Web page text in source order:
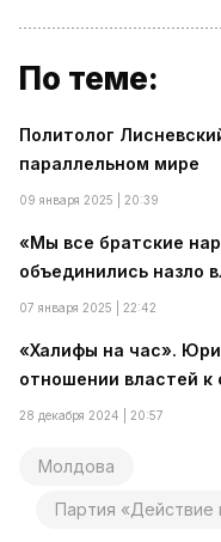
По теме:
Политолог
параллельном мире
09 января 2025 | 20:39
«Мы все братские
объединились назло
07 января 2025 | 22:42
«Халифы на час».
отношении властей к
28 декабря 2024 | 20:57
Молдова
Партия «Действие